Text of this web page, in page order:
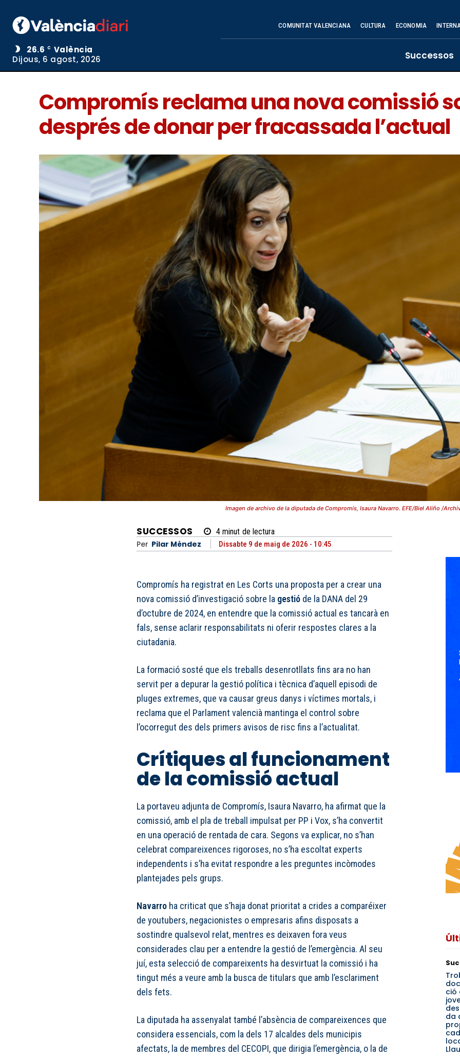
26.6 C
València
Dijous, 6 agost, 2026
COMUNITAT VALENCIANA CULTURA ECONOMIA
Successos
Compromís reclama una nova comissió
després de donar per fracassada l’actual
Imagen de archivo de la diputada de Compromís, Isaura Navarro. EFE/Biel Aliño /
SUCCESSOS 4minut de lectura
Per Pilar Méndez Dissabte 9 de maig de 2026 - 10:45
Compromís ha registrat en Les Corts una proposta per a crear una
nova comissió d’investigació sobre la gestió de la DANA del 29
d’octubre de 2024, en entendre que la comissió actual es tancarà en
fals, sense aclarir responsabilitats ni oferir respostes clares a la
ciutadania.
La formació sosté que els treballs desenrotllats fins ara no han
servit per a depurar la gestió política i tècnica d’aquell episodi de
pluges extremes, que va causar greus danys i víctimes mortals, i
reclama que el Parlament valencià mantinga el control sobre
l’ocorregut des dels primers avisos de risc fins a l’actualitat.
Crítiques al funcionament
de la comissió actual
La portaveu adjunta de Compromís, Isaura Navarro, ha afirmat que la
comissió, amb el pla de treball impulsat per PP i Vox, s’ha convertit
en una operació de rentada de cara. Segons va explicar, no s’han
celebrat compareixences rigoroses, no s’ha escoltat experts
independents i s’ha evitat respondre a les preguntes incòmodes
plantejades pels grups.
Navarro ha criticat que s’haja donat prioritat a crides a comparéixer
de youtubers, negacionistes o empresaris afins disposats a
sostindre qualsevol relat, mentres es deixaven fora veus
considerades clau per a entendre la gestió de l’emergència. Al seu
juí, esta selecció de compareixents ha desvirtuat la comissió i ha
tingut més a veure amb la busca de titulars que amb l’esclariment
dels fets.
La diputada ha assenyalat també l’absència de compareixences que
considera essencials, com la dels 17 alcaldes dels municipis
afectats, la de membres del CECOPI, que dirigia l’emergència, o la de
ció
da